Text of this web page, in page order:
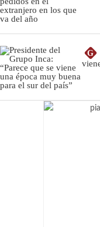
G